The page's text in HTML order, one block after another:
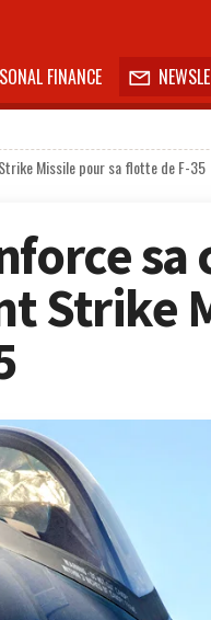
FINANCE 
Missile pour sa flotte de F-35
Strike